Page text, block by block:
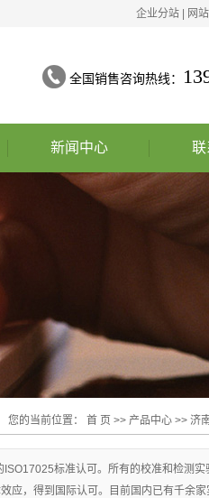
企业分站 网
全国销售咨询热线：
新闻中心
公司动态
联
您的当前位置： 首 页 >> 产品中心 >> 济
标准认可。所有的校准和检测实
应，得到国际认可。目前国内已有千余家